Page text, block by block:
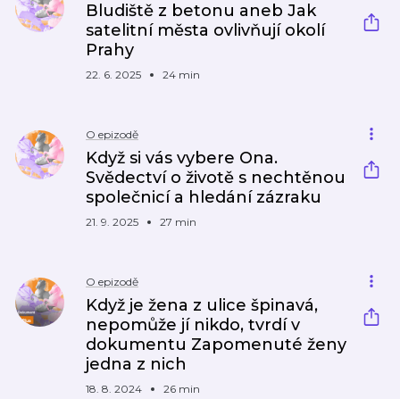
Bludiště z betonu aneb Jak
satelitní města ovlivňují okolí
Prahy
22. 6. 2025 24 min
O epizodě
Když si vás vybere Ona.
Svědectví o životě s nechtěnou
společnicí a hledání zázraku
21. 9. 2025 27 min
O epizodě
Když je žena z ulice špinavá,
nepomůže jí nikdo, tvrdí v
dokumentu Zapomenuté ženy
jedna z nich
18. 8. 2024 26 min